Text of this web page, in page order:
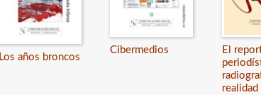
Los años broncos
Cibermedios
El
realidad